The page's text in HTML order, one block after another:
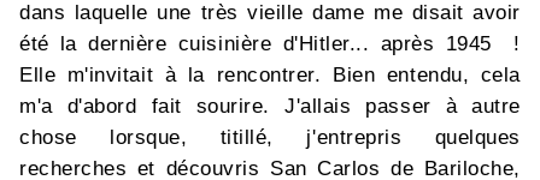
dans laquelle une très vieille dame me disait avoir
été la dernière cuisinière d'Hitler... après 1945 !
Elle m'invitait à la rencontrer. Bien entendu, cela
m'a d'abord fait sourire. J'allais passer à autre
chose lorsque, titillé, j'entrepris quelques
recherches et découvris San Carlos de Bariloche,